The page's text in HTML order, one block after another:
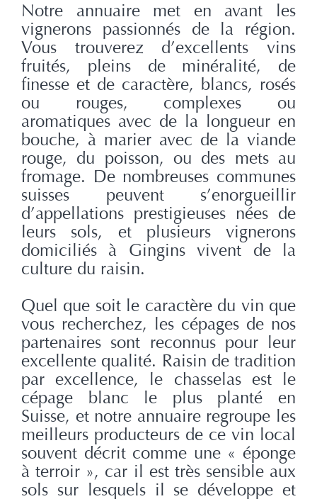
Notre annuaire met en avant les
vignerons passionnés de la région.
Vous trouverez d’excellents vins
fruités, pleins de minéralité, de
finesse et de caractère, blancs, rosés
ou rouges, complexes ou
aromatiques avec de la longueur en
bouche, à marier avec de la viande
rouge, du poisson, ou des mets au
fromage. De nombreuses communes
suisses peuvent s’enorgueillir
d’appellations prestigieuses nées de
leurs sols, et plusieurs vignerons
domiciliés à Gingins vivent de la
culture du raisin.
Quel que soit le caractère du vin que
vous recherchez, les cépages de nos
partenaires sont reconnus pour leur
excellente qualité. Raisin de tradition
par excellence, le chasselas est le
cépage blanc le plus planté en
Suisse, et notre annuaire regroupe les
meilleurs producteurs de ce vin local
souvent décrit comme une « éponge
à terroir », car il est très sensible aux
sols sur lesquels il se développe et